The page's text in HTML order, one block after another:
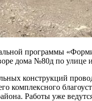
программы
дома №80д по улице
конструкций
комплексного
Работы уже